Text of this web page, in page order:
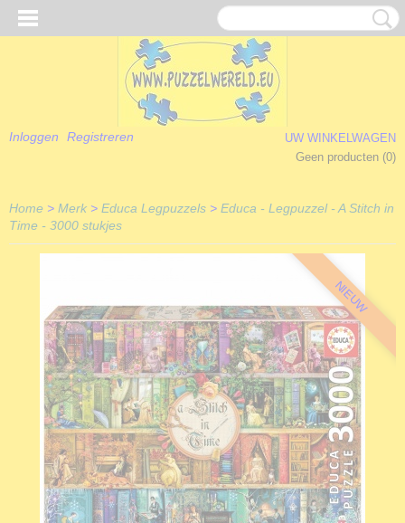
Inloggen Registreren
UW WINKELWAGEN
Geen producten (0)
Home > Merk > Educa Legpuzzels > Educa - Legpuzzel - A Stitch in
Time - 3000 stukjes
NIEUW